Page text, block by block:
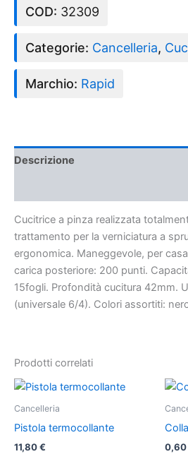
COD: 32309
Categorie: Cancelleria,
Marchio: Rapid
Descrizione
Cucitrice a pinza realizzata
trattamento per la verniciatura a
ergonomica. Maneggevole, per
carica posteriore: 200 punti.
15fogli. Profondità cucitura 42mm.
(universale 6/4). Colori assortiti:
Prodotti correlati
Cancelleria
Pistola termocollante
11,80€ 0,60